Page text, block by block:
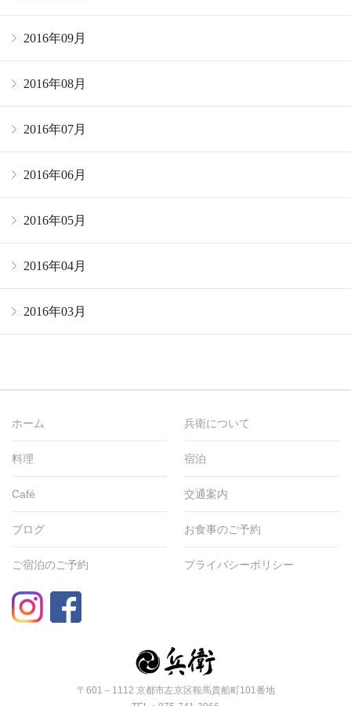
2016年09月
2016年08月
2016年07月
2016年06月
2016年05月
2016年04月
2016年03月
ホーム 兵衛について
料理 宿泊
Café 交通案内
ブログ お食事のご予約
ご宿泊のご予約 プライバシーポリシー
〒601－1112 京都市左京区鞍馬貴船町101番地